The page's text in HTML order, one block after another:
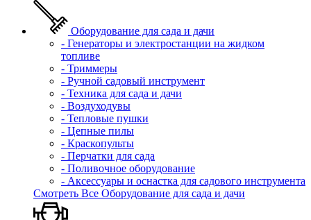
Оборудование для сада и дачи
- Генераторы и электростанции на жидком
топливе
- Триммеры
- Ручной садовый инструмент
- Техника для сада и дачи
- Воздуходувы
- Тепловые пушки
- Цепные пилы
- Краскопульты
- Перчатки для сада
- Поливочное оборудование
- Аксессуары и оснастка для садового инструмента
Смотреть Все Оборудование для сада и дачи